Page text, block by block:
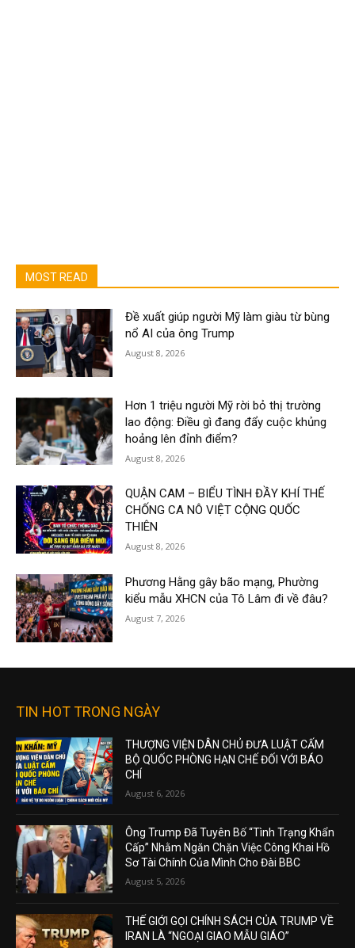
MOST READ
Đề xuất giúp người Mỹ làm giàu từ bùng
nổ AI của ông Trump
August 8, 2026
Hơn 1 triệu người Mỹ rời bỏ thị trường
lao động: Điều gì đang đẩy cuộc khủng
hoảng lên đỉnh điểm?
August 8, 2026
QUẬN CAM – BIỂU TÌNH ĐẦY KHÍ THẾ
CHỐNG CA NÔ VIỆT CỘNG QUỐC
THIÊN
August 8, 2026
Phương Hằng gây bão mạng, Phường
kiểu mẫu XHCN của Tô Lâm đi về đâu?
August 7, 2026
TIN HOT TRONG NGÀY
THƯỢNG VIỆN DÂN CHỦ ĐƯA LUẬT CẤM
BỘ QUỐC PHÒNG HẠN CHẾ ĐỐI VỚI BÁO
CHÍ
August 6, 2026
Ông Trump Đã Tuyên Bố “Tình Trạng Khẩn
Cấp” Nhằm Ngăn Chặn Việc Công Khai Hồ
Sơ Tài Chính Của Mình Cho Đài BBC
August 5, 2026
THẾ GIỚI GỌI CHÍNH SÁCH CỦA TRUMP VỀ
IRAN LÀ “NGOẠI GIAO MẪU GIÁO”